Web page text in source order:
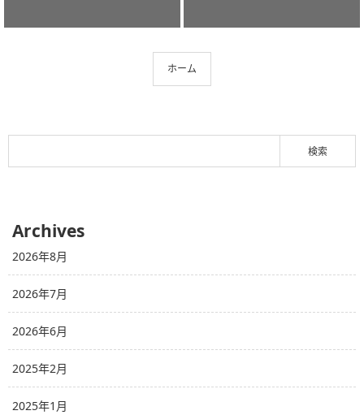
ホーム
Archives
2026年8月
2026年7月
2026年6月
2025年2月
2025年1月